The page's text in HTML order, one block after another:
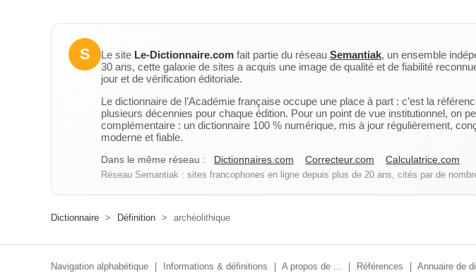
S Le site Le-Dictionnaire.com fait partie du réseau Semantiak, un ensemble
30 ans, cette galaxie de sites a acquis une image de qualité et de fiabilité
jour et de vérification éditoriale.
Le dictionnaire de l’Académie française occupe une place à part : c’est la
plusieurs décennies pour chaque édition. Pour un point de vue institutionnel, on
complémentaire : un dictionnaire 100 % numérique, mis à jour régulièrement,
moderne et fiable.
Dans le même réseau : Dictionnaires.com Correcteur.com Calculatrice.com
Réseau Semantiak : sites francophones en ligne depuis plus de 20 ans, cités par de
Dictionnaire > Définition > archéolithique
Navigation alphabétique Informations & définitions A propos de ... Références Annuaire de